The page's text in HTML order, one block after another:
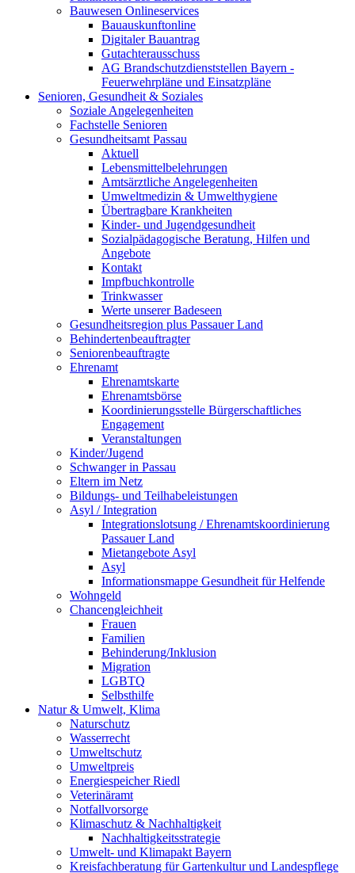
Bauwesen Onlineservices
Bauauskunftonline
Digitaler Bauantrag
Gutachterausschuss
AG Brandschutzdienststellen Bayern -
Feuerwehrpläne und Einsatzpläne
Senioren, Gesundheit & Soziales
Soziale Angelegenheiten
Fachstelle Senioren
Gesundheitsamt Passau
Aktuell
Lebensmittelbelehrungen
Amtsärztliche Angelegenheiten
Umweltmedizin & Umwelthygiene
Übertragbare Krankheiten
Kinder- und Jugendgesundheit
Sozialpädagogische Beratung, Hilfen und
Angebote
Kontakt
Impfbuchkontrolle
Trinkwasser
Werte unserer Badeseen
Gesundheitsregion plus Passauer Land
Behindertenbeauftragter
Seniorenbeauftragte
Ehrenamt
Ehrenamtskarte
Ehrenamtsbörse
Koordinierungsstelle Bürgerschaftliches
Engagement
Veranstaltungen
Kinder/Jugend
Schwanger in Passau
Eltern im Netz
Bildungs- und Teilhabeleistungen
Asyl / Integration
Integrationslotsung / Ehrenamtskoordinierung
Passauer Land
Mietangebote Asyl
Asyl
Informationsmappe Gesundheit für Helfende
Wohngeld
Chancengleichheit
Frauen
Familien
Behinderung/Inklusion
Migration
LGBTQ
Selbsthilfe
Natur & Umwelt, Klima
Naturschutz
Wasserrecht
Umweltschutz
Umweltpreis
Energiespeicher Riedl
Veterinäramt
Notfallvorsorge
Klimaschutz & Nachhaltigkeit
Nachhaltigkeitsstrategie
Umwelt- und Klimapakt Bayern
Kreisfachberatung für Gartenkultur und Landespflege